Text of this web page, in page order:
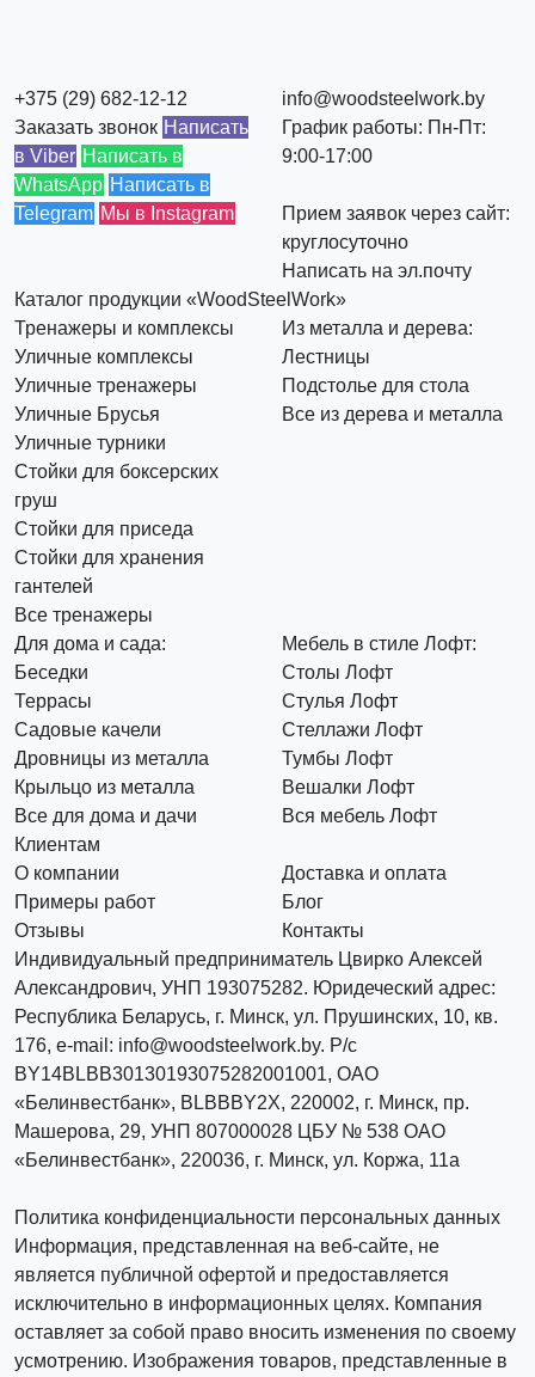
+375 (29) 682-12-12
Заказать звонок Написать
в Viber Написать в
WhatsApp Написать в
Telegram Мы в Instagram
info@woodsteelwork.by
График работы: Пн-Пт:
9:00-17:00
Прием заявок через сайт:
круглосуточно
Написать на эл.почту
Каталог продукции «WoodSteelWork»
Тренажеры и комплексы
Уличные комплексы
Уличные тренажеры
Уличные Брусья
Уличные турники
Стойки для боксерских
груш
Стойки для приседа
Стойки для хранения
гантелей
Все тренажеры
Из металла и дерева:
Лестницы
Подстолье для стола
Все из дерева и металла
Для дома и сада:
Беседки
Террасы
Садовые качели
Дровницы из металла
Крыльцо из металла
Все для дома и дачи
Мебель в стиле Лофт:
Столы Лофт
Стулья Лофт
Стеллажи Лофт
Тумбы Лофт
Вешалки Лофт
Вся мебель Лофт
Клиентам
О компании
Доставка и оплата
Примеры работ
Блог
Отзывы
Контакты
Индивидуальный предприниматель Цвирко Алексей
Александрович, УНП 193075282. Юридеческий адрес:
Республика Беларусь, г. Минск, ул. Прушинских, 10, кв.
176, e-mail: info@woodsteelwork.by. Р/с
BY14BLBB30130193075282001001, ОАО
«Белинвестбанк», BLBBBY2X, 220002, г. Минск, пр.
Машерова, 29, УНП 807000028 ЦБУ № 538 ОАО
«Белинвестбанк», 220036, г. Минск, ул. Коржа, 11а
Политика конфиденциальности персональных данных
Информация, представленная на веб-сайте, не
является публичной офертой и предоставляется
исключительно в информационных целях. Компания
оставляет за собой право вносить изменения по своему
усмотрению. Изображения товаров, представленные в